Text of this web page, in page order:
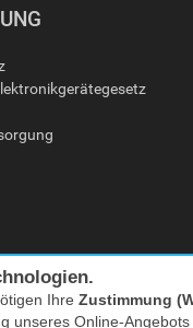
Ihre Zustimmung
unseres Online-